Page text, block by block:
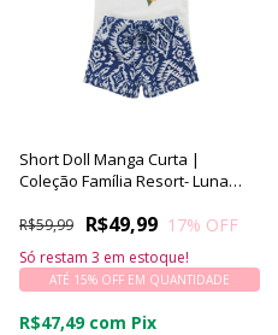
Short Doll Manga Curta |
Coleção Família Resort- Luna
R$49,99
R$59,99 17% OFF
ATÉ 15% OFF EM QUANTIDADE
R$47,49 com Pix
Só restam 3 em estoque!